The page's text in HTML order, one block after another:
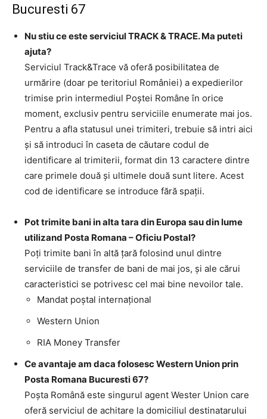
Bucuresti 67
Nu stiu ce este serviciul TRACK & TRACE. Ma puteti
ajuta?
Serviciul Track&Trace vă oferă posibilitatea de
urmărire (doar pe teritoriul României) a expedierilor
trimise prin intermediul Poştei Române în orice
moment, exclusiv pentru serviciile enumerate mai jos.
Pentru a afla statusul unei trimiteri, trebuie să intri aici
şi să introduci în caseta de căutare codul de
identificare al trimiterii, format din 13 caractere dintre
care primele două şi ultimele două sunt litere. Acest
cod de identificare se introduce fără spaţii.
Pot trimite bani in alta tara din Europa sau din lume
utilizand Posta Romana – Oficiu Postal?
Poţi trimite bani în altă ţară folosind unul dintre
serviciile de transfer de bani de mai jos, şi ale cărui
caracteristici se potrivesc cel mai bine nevoilor tale.
Mandat poştal internaţional
Western Union
RIA Money Transfer
Ce avantaje am daca folosesc Western Union prin
Posta Romana Bucuresti 67?
Poşta Română este singurul agent Wester Union care
oferă serviciul de achitare la domiciliul destinatarului